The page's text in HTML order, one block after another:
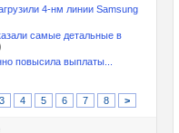
4-нм линии Samsung
самые детальные в
повысила выплаты...
3 4 5 6 7 8 >